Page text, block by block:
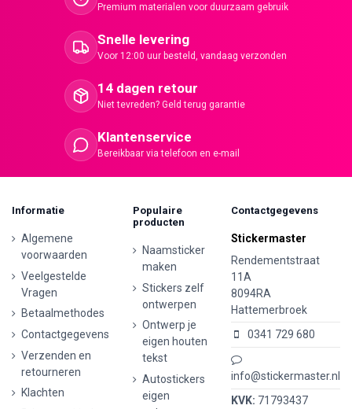
Premium materialen voor duurzaam gebruik
Snelle levering
Voor 12:00 uur besteld, vandaag verzonden
14 dagen retour
Niet tevreden? Geld terug garantie
Klantenservice
Bereikbaar via telefoon en e-mail
Informatie
Algemene
voorwaarden
Veelgestelde
Vragen
Betaalmethodes
Contactgegevens
Verzenden en
retourneren
Klachten
Populaire
producten
Naamsticker
maken
Stickers zelf
ontwerpen
Ontwerp je
eigen houten
tekst
Autostickers
eigen
Contactgegevens
Stickermaster
Rendementstraat
11A
8094RA
Hattemerbroek
0341 729 680
info@stickermaster.nl
KVK: 71793437